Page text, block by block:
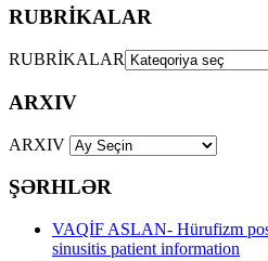
RUBRİKALAR
RUBRİKALAR
ARXIV
ARXIV
ŞƏRHLƏR
VAQİF ASLAN- Hürufizm
sinusitis patient information